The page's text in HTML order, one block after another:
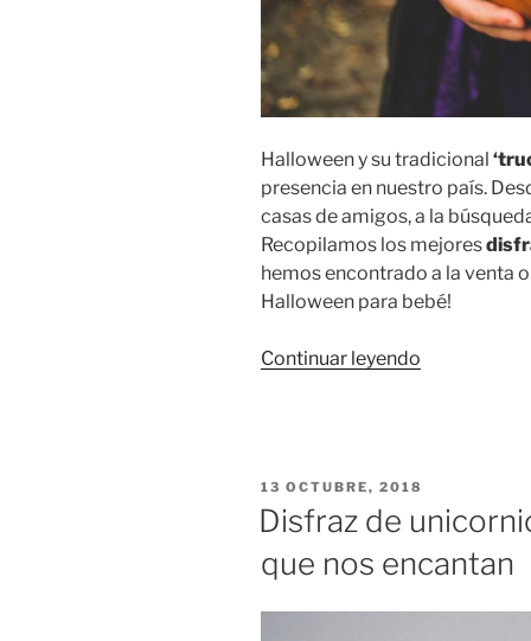
Halloween y su tradicional
presencia en nuestro país.
casas de amigos, a la
Recopilamos los mejores
hemos encontrado a la venta
Halloween para bebé!
Continuar leyendo
y
bebés
5
PUBLICADO
EL
13 OCTUBRE, 2018
Disfraz de
que nos encantan